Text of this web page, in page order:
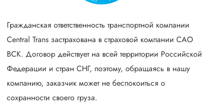
Гражданская ответственность транспортной компании
Central Trans застрахована в страховой компании САО
ВСК. Договор действует на всей территории Российской
Федерации и стран СНГ, поэтому, обращаясь в нашу
компанию, заказчик может не беспокоиться о
сохранности своего груза.